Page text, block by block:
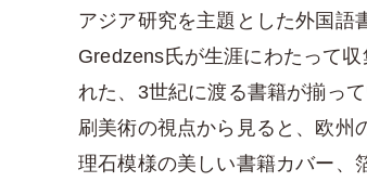
アジア研究を主題とした外国語
Gredzens氏が生涯にわたって
れた、3世紀に渡る書籍が揃っ
刷美術の視点から見ると、欧州
理石模様の美しい書籍カバー、